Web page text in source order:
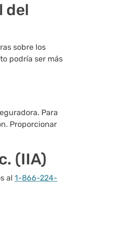
del
sobre los
podría ser más
Para
Proporcionar
(IIA)
al 1-866-224-